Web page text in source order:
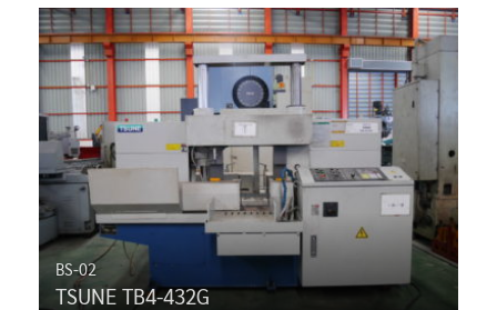
BS-02
TSUNE TB4-432G